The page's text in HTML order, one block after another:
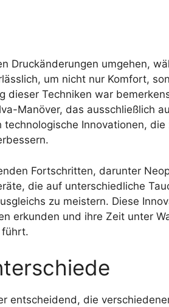
Druckänderungen umgehen,
um nicht nur Komfort,
dieser Techniken war
Manöver, das ausschließlich
Innovationen,
Fortschritten, darunter
die auf unterschiedliche
zu meistern. Diese
erkunden und ihre Zeit unter
führt.
entscheidend, die